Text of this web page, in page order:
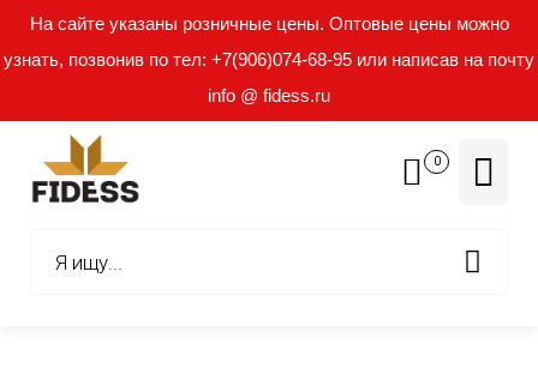
На сайте указаны розничные цены. Оптовые цены можно
узнать, позвонив по тел: +7(906)074-68-95 или написав на почту
info @ fidess.ru
0